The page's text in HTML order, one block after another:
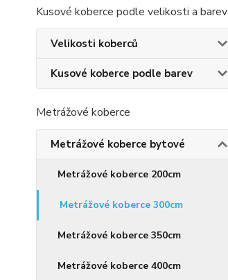
Kusové koberce podle velikosti a barev
Velikosti koberců
Kusové koberce podle barev
Metrážové koberce
Metrážové koberce bytové
Metrážové koberce 200cm
Metrážové koberce 300cm
Metrážové koberce 350cm
Metrážové koberce 400cm